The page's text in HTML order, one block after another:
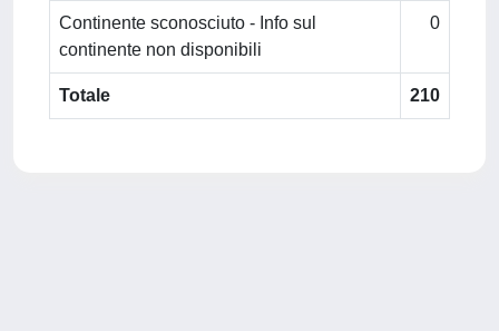
Continente sconosciuto - Info sul
continente non disponibili
0
Totale 210